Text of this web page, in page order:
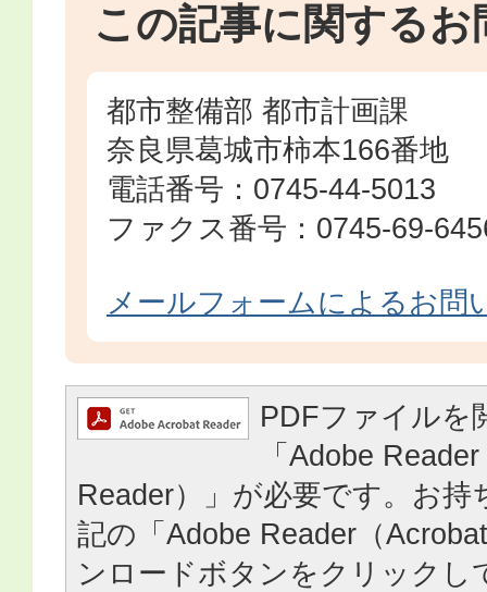
この記事に関するお
都市整備部 都市計画課
奈良県葛城市柿本166番地
電話番号：0745-44-5013
ファクス番号：0745-69-
メールフォームによるお問
PDFファイルを
「Adobe
Reader）」が必要です。お持
記の「Adobe Reader（
ンロードボタンをクリックし